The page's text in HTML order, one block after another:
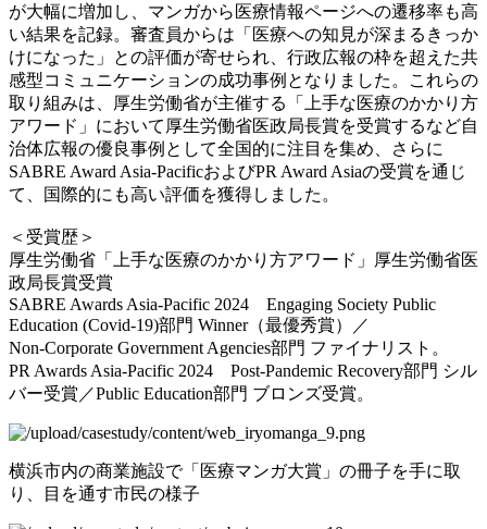
が大幅に増加し、マンガから医療情報ページへの遷移率も高
い結果を記録。審査員からは「医療への知見が深まるきっか
けになった」との評価が寄せられ、行政広報の枠を超えた共
感型コミュニケーションの成功事例となりました。これらの
取り組みは、厚生労働省が主催する「上手な医療のかかり方
アワード」において厚生労働省医政局長賞を受賞するなど自
治体広報の優良事例として全国的に注目を集め、さらに
SABRE Award Asia-PacificおよびPR Award Asiaの受賞を通じ
て、国際的にも高い評価を獲得しました。
＜受賞歴＞
厚生労働省「上手な医療のかかり方アワード」厚生労働省医
政局長賞受賞
SABRE Awards Asia-Pacific 2024 Engaging Society Public
Education (Covid-19)部門 Winner（最優秀賞）／
Non-Corporate Government Agencies部門 ファイナリスト。
PR Awards Asia-Pacific 2024 Post-Pandemic Recovery部門 シル
バー受賞／Public Education部門 ブロンズ受賞。
横浜市内の商業施設で「医療マンガ大賞」の冊子を手に取
り、目を通す市民の様子